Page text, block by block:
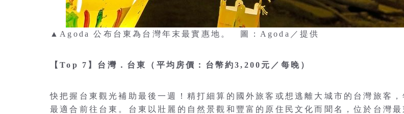
▲Agoda 公布台東為台灣年末最實惠地。 圖：Agoda／提供
【Top 7】台灣．台東（平均房價：台幣約3,200元／每晚）
快把握台東觀光補助最後一週！精打細算的國外旅客或想逃離大城市的台灣旅客，
最適合前往台東。台東以壯麗的自然景觀和豐富的原住民文化而聞名，位於台灣最